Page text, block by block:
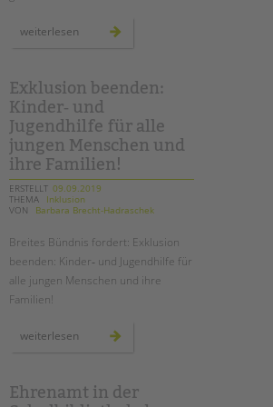
weiterlesen
projekte
geburtstag
Exklusion beenden:
Kinder‐ und
Jugendhilfe für alle
jungen Menschen und
ihre Familien!
ERSTELLT 09.09.2019
THEMA
Inklusion
VON
Barbara Brecht-Hadraschek
Breites Bündnis fordert: Exklusion
beenden: Kinder‐ und Jugendhilfe für
alle jungen Menschen und ihre
Familien!
weiterlesen exklusion
beenden:
für
alle
Ehrenamt in der